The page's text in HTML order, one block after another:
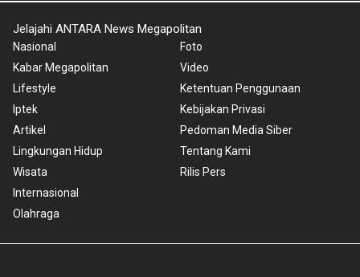
Jelajahi ANTARA News Megapolitan
Nasional
Kabar Megapolitan
Lifestyle
Iptek
Artikel
Lingkungan Hidup
Wisata
Internasional
Olahraga
Foto
Video
Ketentuan Penggunaan
Kebijakan Privasi
Pedoman Media Siber
Tentang Kami
Rilis Pers